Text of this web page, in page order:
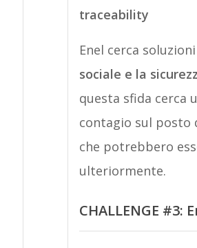
traceability
Enel cerca
sociale e la
questa sfida cerca
contagio sul posto
che potrebbero
ulteriormente.
CHALLENGE